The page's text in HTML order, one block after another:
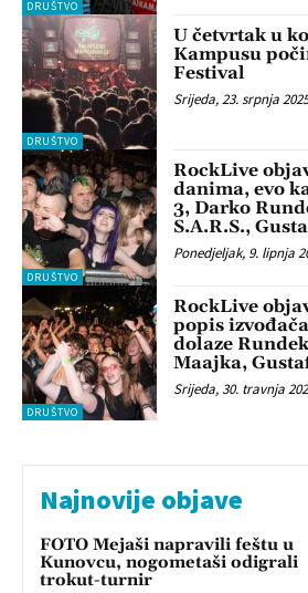
DRUŠTVO
DRUŠTVO
U četvrtak u
Kampusu
Festival
Srijeda, 23. srpnja
DRUŠTVO
RockLive
danima, evo
3, Darko
S.A.R.S.,
Ponedjeljak, 9. lipnja
DRUŠTVO
RockLive
popis
dolaze
Maajka,
Srijeda, 30. travnja
Najnovije objave
FOTO Mejaši napravili feštu u
Kunovcu, nogometaši odigrali
trokut-turnir